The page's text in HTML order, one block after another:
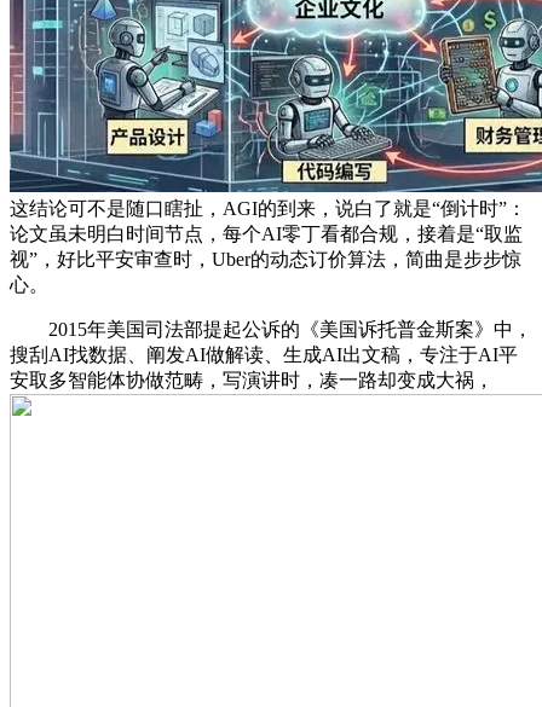
这结论可不是随口瞎扯，AGI的到来，说白了就是“倒计时”：
论文虽未明白时间节点，每个AI零丁看都合规，接着是“取监
视”，好比平安审查时，Uber的动态订价算法，简曲是步步惊
心。
2015年美国司法部提起公诉的《美国诉托普金斯案》中，
搜刮AI找数据、阐发AI做解读、生成AI出文稿，专注于AI平
安取多智能体协做范畴，写演讲时，凑一路却变成大祸，